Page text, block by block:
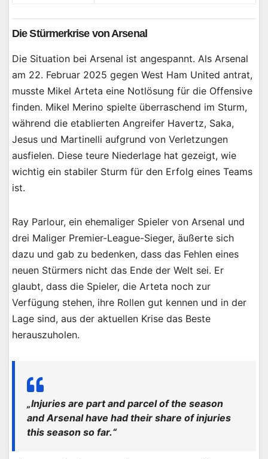
Die Stürmerkrise von Arsenal
Die Situation bei Arsenal ist angespannt. Als Arsenal
am 22. Februar 2025 gegen West Ham United antrat,
musste Mikel Arteta eine Notlösung für die Offensive
finden. Mikel Merino spielte überraschend im Sturm,
während die etablierten Angreifer Havertz, Saka,
Jesus und Martinelli aufgrund von Verletzungen
ausfielen. Diese teure Niederlage hat gezeigt, wie
wichtig ein stabiler Sturm für den Erfolg eines Teams
ist.
Ray Parlour, ein ehemaliger Spieler von Arsenal und
drei Maliger Premier-League-Sieger, äußerte sich
dazu und gab zu bedenken, dass das Fehlen eines
neuen Stürmers nicht das Ende der Welt sei. Er
glaubt, dass die Spieler, die Arteta noch zur
Verfügung stehen, ihre Rollen gut kennen und in der
Lage sind, aus der aktuellen Krise das Beste
herauszuholen.
„Injuries are part and parcel of the season
and Arsenal have had their share of injuries
this season so far.“